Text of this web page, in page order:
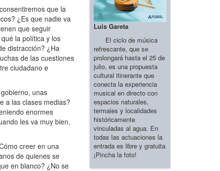
que la
¿Es que nadie va
que seguir
la política y los
distracción? ¿Ha
de las cuestiones
ciudadano e
unas
a las clases medias?
enormes
les va muy bien,
creer en una
de quienes se
en blanco? ¿No se
Luis Gareta
El ciclo de música
refrescante, que se
prolongará hasta el 25 de
julio, es una propuesta
cultural itinerante que
conecta la experiencia
musical en directo con
espacios naturales,
termales y localidades
históricamente
vinculadas al agua. En
todas las actuaciones la
entrada es libre y gratuita
¡Pincha la foto!